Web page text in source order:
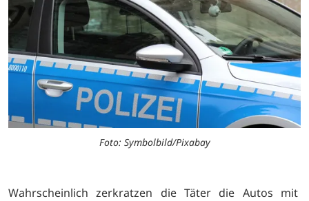
Foto: Symbolbild/Pixabay
Wahrscheinlich zerkratzen die Täter die Autos mit